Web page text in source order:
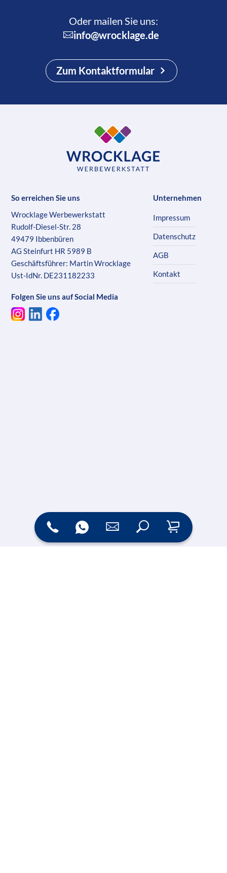
Oder mailen Sie uns:
info@wrocklage.de
Zum Kontaktformular
So erreichen Sie uns
Wrocklage Werbewerkstatt
Rudolf-Diesel-Str. 28
49479 Ibbenbüren
AG Steinfurt HR 5989 B
Geschäftsführer: Martin Wrocklage
Ust-IdNr. DE231182233
Folgen Sie uns auf Social Media
Unternehmen
Impressum
Datenschutz
AGB
Kontakt